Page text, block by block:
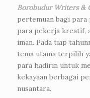
Borobudur Writers &
pertemuan bagi para
para pekerja kreatif,
iman. Pada tiap
tema utama terpilih
para hadirin untuk
kekayaan berbagai
nusantara.